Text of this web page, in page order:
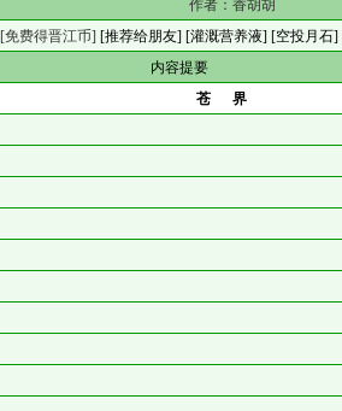
作者： 香胡胡
[免费得晋江币] [推荐给朋友] [灌溉营养液] [空投月石]
内容提要
苍界